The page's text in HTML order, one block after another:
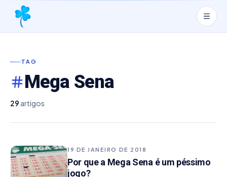
TAG
Mega Sena
29 artigos
19 DE JANEIRO DE 2018
Por que a Mega Sena é um péssimo
jogo?